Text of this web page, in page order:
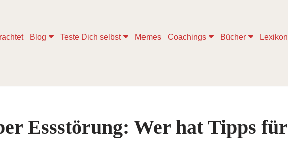
Blog Teste Dich selbst Memes Coachings Bücher Lexikon
Essstörung: Wer hat Tipps für